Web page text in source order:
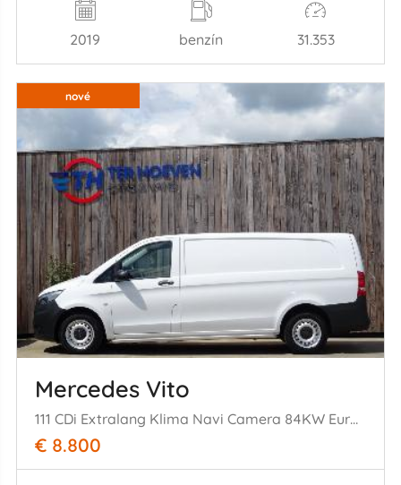
2019 benzín 31.353
nové
Mercedes Vito
111 CDi Extralang Klima Navi Camera 84KW Euro 5
€ 8.800